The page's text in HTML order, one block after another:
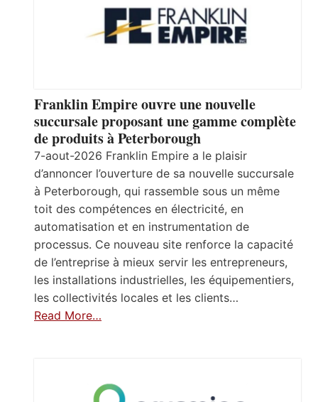
Franklin Empire ouvre une nouvelle
succursale proposant une gamme complète
de produits à Peterborough
7-aout-2026 Franklin Empire a le plaisir
d’annoncer l’ouverture de sa nouvelle succursale
à Peterborough, qui rassemble sous un même
toit des compétences en électricité, en
automatisation et en instrumentation de
processus. Ce nouveau site renforce la capacité
de l’entreprise à mieux servir les entrepreneurs,
les installations industrielles, les équipementiers,
les collectivités locales et les clients…
Read More…